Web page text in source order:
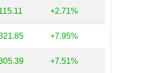
+2.71%
+7.95%
+7.51%